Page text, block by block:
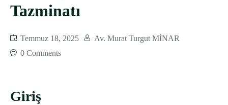
Tazminatı
Temmuz 18, 2025
Av. Murat Turgut MİNAR
0 Comments
Giriş